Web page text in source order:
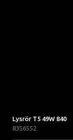
Lysrör T5 49W 840
8356552